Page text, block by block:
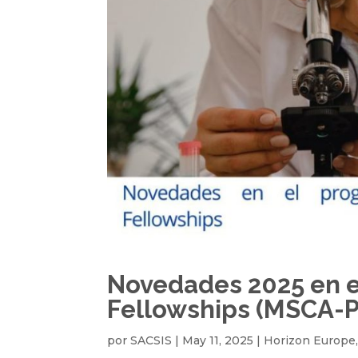
Novedades 2025 en
Fellowships (MSCA-
porSACSIS | May 11, 2025 | Horizon Europe